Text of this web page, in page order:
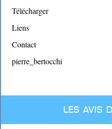
Télécharger
Liens
Contact
pierre_bertocchi
Les avis
Gérard, dit « Le Barbu » par
liste qui devient trop longue des
dans les cieux (
Les membres du CNVV (
Ses compétences ont
différents clubs , il n’était